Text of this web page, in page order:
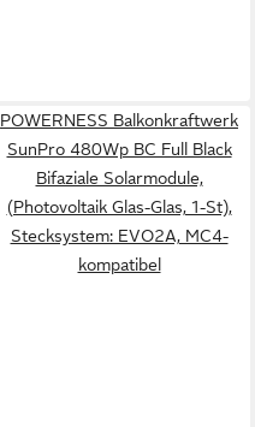
POWERNESS Balkonkraftwerk
SunPro 480Wp BC Full Black
Bifaziale Solarmodule,
(Photovoltaik Glas-Glas, 1-St),
Stecksystem: EVO2A, MC4-
kompatibel